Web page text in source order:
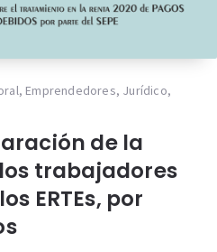
, Emprendedores, Jurídico,
de la
trabajadores
ERTEs, por